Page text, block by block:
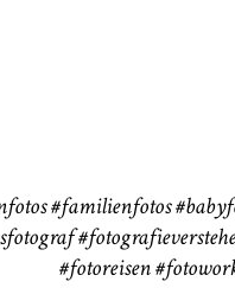
#familienfotos
#fotoreisen